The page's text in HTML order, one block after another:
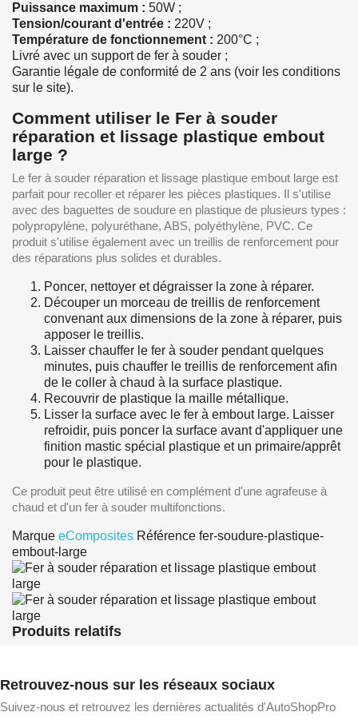
Puissance maximum : 50W ;
Tension/courant d'entrée : 220V ;
Température de fonctionnement : 200°C ;
Livré avec un support de fer à souder ;
Garantie légale de conformité de 2 ans (voir les conditions
sur le site).
Comment utiliser le Fer à souder
réparation et lissage plastique embout
large ?
Le fer à souder réparation et lissage plastique embout large est
parfait pour recoller et réparer les pièces plastiques. Il s'utilise
avec des baguettes de soudure en plastique de plusieurs types :
polypropylène, polyuréthane, ABS, polyéthylène, PVC. Ce
produit s'utilise également avec un treillis de renforcement pour
des réparations plus solides et durables.
Poncer, nettoyer et dégraisser la zone à réparer.
Découper un morceau de treillis de renforcement
convenant aux dimensions de la zone à réparer, puis
apposer le treillis.
Laisser chauffer le fer à souder pendant quelques
minutes, puis chauffer le treillis de renforcement afin
de le coller à chaud à la surface plastique.
Recouvrir de plastique la maille métallique.
Lisser la surface avec le fer à embout large. Laisser
refroidir, puis poncer la surface avant d'appliquer une
finition mastic spécial plastique et un primaire/apprêt
pour le plastique.
Ce produit peut être utilisé en complément d'une agrafeuse à
chaud et d'un fer à souder multifonctions.
Marque eComposites Référence fer-soudure-plastique-
embout-large
Produits relatifs
Retrouvez-nous sur les réseaux sociaux
Suivez-nous et retrouvez les dernières actualités d'AutoShopPro